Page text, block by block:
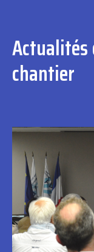
Actualités
chantier